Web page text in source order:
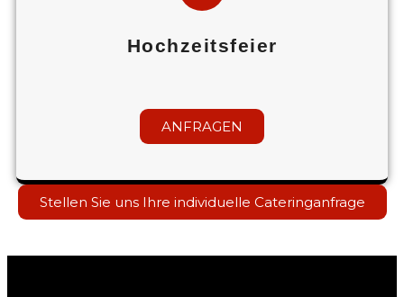
Hochzeitsfeier
ANFRAGEN
Stellen Sie uns Ihre individuelle Cateringanfrage